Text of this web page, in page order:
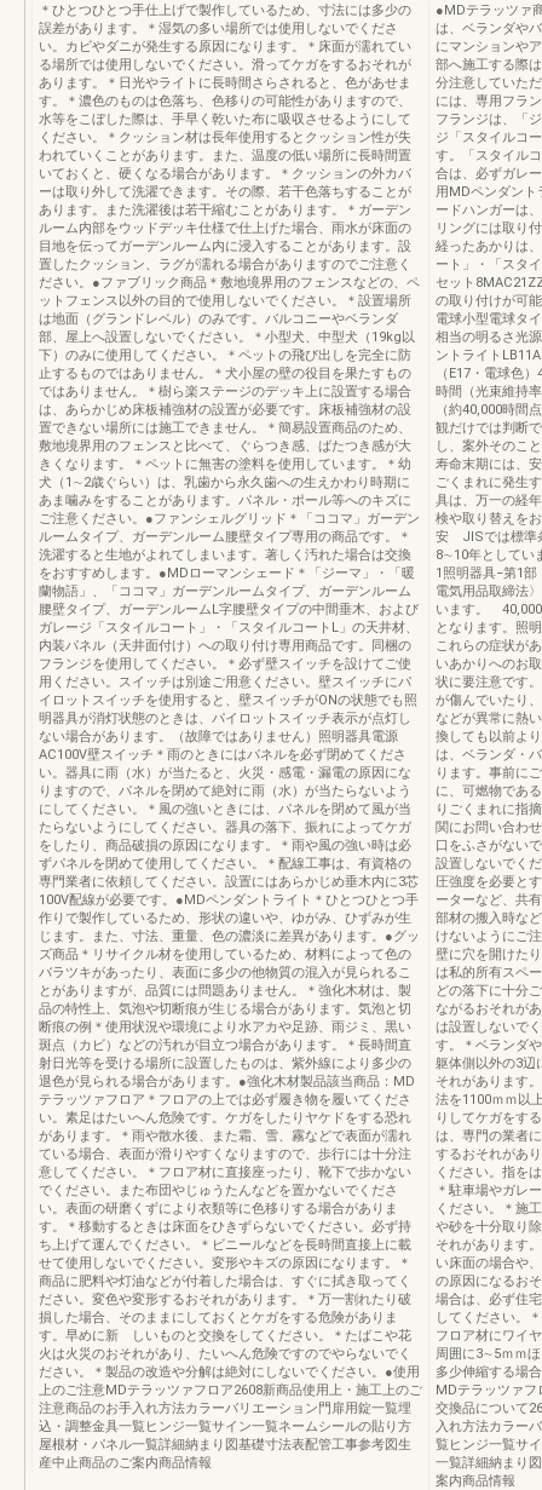
＊ひとつひとつ手仕上げで製作しているため、寸法には多少の
誤差があります。＊湿気の多い場所では使用しないでくださ
い。カビやダニが発生する原因になります。＊床面が濡れてい
る場所では使用しないでください。滑ってケガをするおそれが
あります。＊日光やライトに長時間さらされると、色があせま
す。＊濃色のものは色落ち、色移りの可能性がありますので、
水等をこぼした際は、手早く乾いた布に吸収させるようにして
ください。＊クッション材は長年使用するとクッション性が失
われていくことがあります。また、温度の低い場所に長時間置
いておくと、硬くなる場合があります。＊クッションの外カバ
ーは取り外して洗濯できます。その際、若干色落ちすることが
あります。また洗濯後は若干縮むことがあります。＊ガーデン
ルーム内部をウッドデッキ仕様で仕上げた場合、雨水が床面の
目地を伝ってガーデンルーム内に浸入することがあります。設
置したクッション、ラグが濡れる場合がありますのでご注意く
ださい。●ファブリック商品＊敷地境界用のフェンスなどの、ペ
ットフェンス以外の目的で使用しないでください。＊設置場所
は地面（グランドレベル）のみです。バルコニーやベランダ
部、屋上へ設置しないでください。＊小型犬、中型犬（19kg以
下）のみに使用してください。＊ペットの飛び出しを完全に防
止するものではありません。＊犬小屋の壁の役目を果たすもの
ではありません。＊樹ら楽ステージのデッキ上に設置する場合
は、あらかじめ床板補強材の設置が必要です。床板補強材の設
置できない場所には施工できません。＊簡易設置商品のため、
敷地境界用のフェンスと比べて、ぐらつき感、ばたつき感が大
きくなります。＊ペットに無害の塗料を使用しています。＊幼
犬（1∼2歳ぐらい）は、乳歯から永久歯への生えかわり時期に
あま噛みをすることがあります。パネル・ポール等へのキズに
ご注意ください。●ファンシェルグリッド＊「ココマ」ガーデン
ルームタイプ、ガーデンルーム腰壁タイプ専用の商品です。＊
洗濯すると生地がよれてしまいます。著しく汚れた場合は交換
をおすすめします。●MDローマンシェード＊「ジーマ」・「暖
蘭物語」、「ココマ」ガーデンルームタイプ、ガーデンルーム
腰壁タイプ、ガーデンルームL字腰壁タイプの中間垂木、および
ガレージ「スタイルコート」・「スタイルコートL」の天井材、
内装パネル（天井面付け）への取り付け専用商品です。同梱の
フランジを使用してください。＊必ず壁スイッチを設けてご使
用ください。スイッチは別途ご用意ください。壁スイッチにパ
イロットスイッチを使用すると、壁スイッチがONの状態でも照
明器具が消灯状態のときは、パイロットスイッチ表示が点灯し
ない場合があります。（故障ではありません）照明器具電源
AC100V壁スイッチ＊雨のときにはパネルを必ず閉めてくださ
い。器具に雨（水）が当たると、火災・感電・漏電の原因にな
りますので、パネルを閉めて絶対に雨（水）が当たらないよう
にしてください。＊風の強いときには、パネルを閉めて風が当
たらないようにしてください。器具の落下、振れによってケガ
をしたり、商品破損の原因になります。＊雨や風の強い時は必
ずパネルを閉めて使用してください。＊配線工事は、有資格の
専門業者に依頼してください。設置にはあらかじめ垂木内に3芯
100V配線が必要です。●MDペンダントライト＊ひとつひとつ手
作りで製作しているため、形状の違いや、ゆがみ、ひずみが生
じます。また、寸法、重量、色の濃淡に差異があります。●グッ
ズ商品＊リサイクル材を使用しているため、材料によって色の
バラツキがあったり、表面に多少の他物質の混入が見られるこ
とがありますが、品質には問題ありません。＊強化木材は、製
品の特性上、気泡や切断痕が生じる場合があります。気泡と切
断痕の例＊使用状況や環境により水アカや足跡、雨ジミ、黒い
斑点（カビ）などの汚れが目立つ場合があります。＊長時間直
射日光等を受ける場所に設置したものは、紫外線により多少の
退色が見られる場合があります。●強化木材製品該当商品：MD
テラッツァフロア＊フロアの上では必ず履き物を履いてくださ
い。素足はたいへん危険です。ケガをしたりヤケドをする恐れ
があります。＊雨や散水後、また霜、雪、霧などで表面が濡れ
ている場合、表面が滑りやすくなりますので、歩行には十分注
意してください。＊フロア材に直接座ったり、靴下で歩かない
でください。また布団やじゅうたんなどを置かないでくださ
い。表面の研磨くずにより衣類等に色移りする場合がありま
す。＊移動するときは床面をひきずらないでください。必ず持
ち上げて運んでください。＊ビニールなどを長時間直接上に載
せて使用しないでください。変形やキズの原因になります。＊
商品に肥料や灯油などが付着した場合は、すぐに拭き取ってく
ださい。変色や変形するおそれがあります。＊万一割れたり破
損した場合、そのままにしておくとケガをする危険がありま
す。早めに新 しいものと交換をしてください。＊たばこや花
火は火災のおそれがあり、たいへん危険ですのでやらないでく
ださい。＊製品の改造や分解は絶対にしないでください。●使用
上のご注意MDテラッツァフロア2608新商品使用上・施工上のご
注意商品のお手入れ方法カラーバリエーション門扉用錠一覧埋
込・調整金具一覧ヒンジ一覧サイン一覧ネームシールの貼り方
屋根材・パネル一覧詳細納まり図基礎寸法表配管工事参考図生
産中止商品のご案内商品情報
●MDテラッツァ
は、ベランダや
にマンションや
部へ施工する際
分注意していた
には、専用フラ
フランジは、「
ジ「スタイルコ
す。「スタイル
合は、必ずガレ
用MDペンダント
ードハンガーは
リングには取り
経ったあかりは
ート」・「スタ
セット
の取り付けが可
電球小型電球タ
相当の明るさ光
ントライト
（E17・電球色
時間（光束維持
（約40,000時間
観だけでは判断
し、案外そのこ
寿命末期には、
ごくまれに発生
具は、万一の経
検や取り替えを
安 JISでは標準
8∼10年としてい
1照明器具−第1
電気用品取締法
います。 40,000
となります。照
これらの症状が
いあかりへのお
状に要注意です
が傷んでいたり
などが異常に熱
換しても以前よ
は、ベランダ・
ります。事前に
に、可燃物であ
りごくまれに指
関にお問い合わ
口をふさがない
設置しないでく
圧強度を必要と
ーターなど、共
部材の搬入時な
けないようにご
壁に穴を開けた
は私的所有スペ
どの落下に十分
ながるおそれが
は設置しないで
す。＊ベランダ
躯体側以外の3辺
それがあります
法を1100ｍｍ以
りしてケガをす
は、専門の業者
するおそれがあ
ください。指を
＊駐車場やガレ
ください。＊施
や砂を十分取り
それがあります
い床面の場合や
の原因になるお
場合は、必ず住
してください。
フロア材にワイ
周囲に3∼5ｍｍ
多少伸縮する場
MDテラッツァ
交換品について
入れ方法カラー
覧ヒンジ一覧サ
一覧詳細納まり
案内商品情報